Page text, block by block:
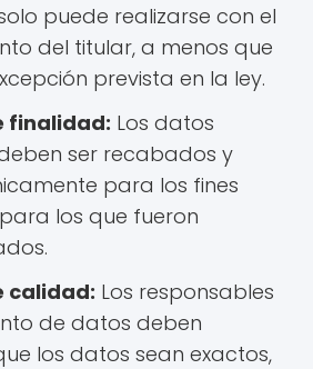
puede realizarse con el
del titular, a menos que
prevista en la ley.
finalidad: Los datos
ser recabados y
para los fines
los que fueron
calidad: Los responsables
de datos deben
los datos sean exactos,